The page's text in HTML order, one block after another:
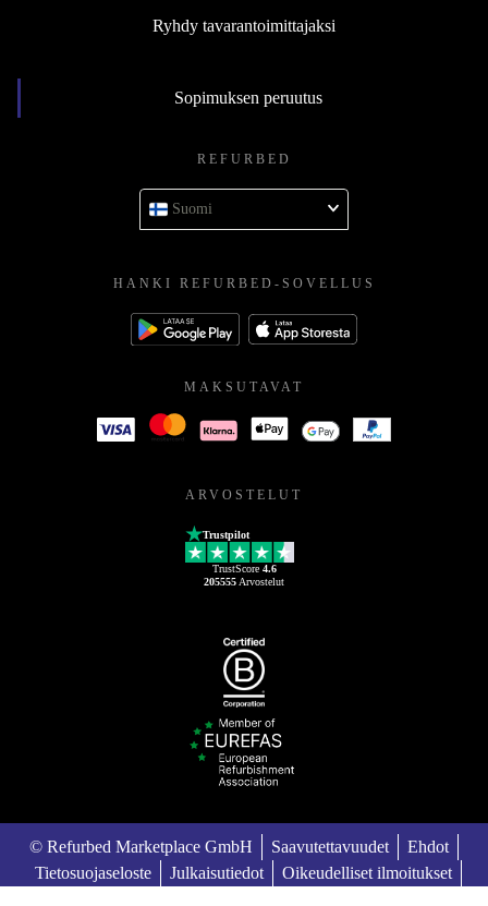
Ryhdy tavarantoimittajaksi
Sopimuksen peruutus
REFURBED
Suomi
HANKI REFURBED-SOVELLUS
MAKSUTAVAT
ARVOSTELUT
Trustpilot
TrustScore 4.6
205555 Arvostelut
© Refurbed Marketplace GmbH Saavutettavuudet
Ehdot
Tietosuojaseloste
Julkaisutiedot
Oikeudelliset ilmoitukset